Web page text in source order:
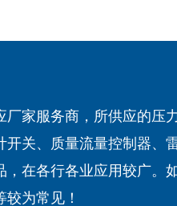
厂家服务商，所供应的压
开关、质量流量控制器、
，在各行各业应用较广。
为常见！